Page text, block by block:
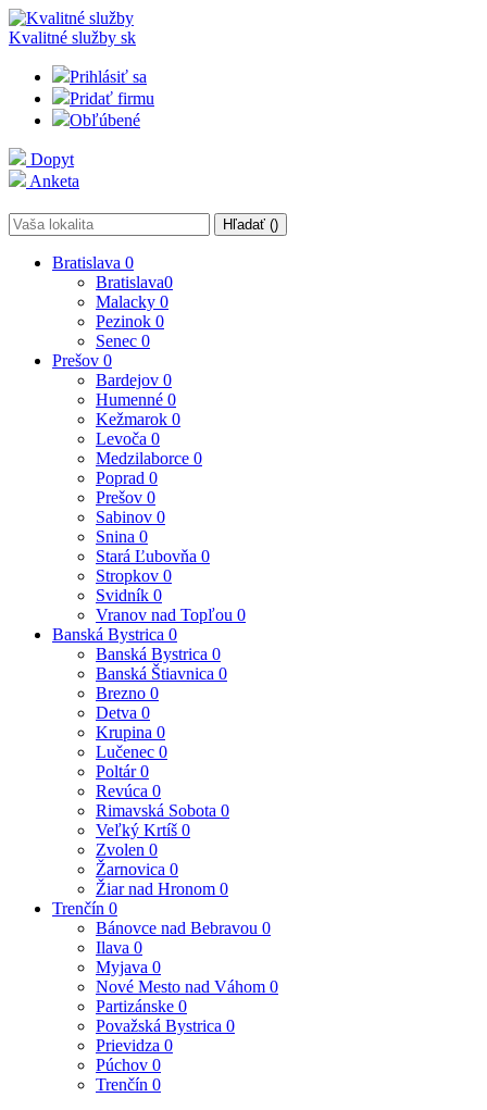
Kvalitné služby sk
Prihlásiť sa
Pridať firmu
Obľúbené
Dopyt
Anketa
Hľadať ()
Bratislava 0
Bratislava0
Malacky 0
Pezinok 0
Senec 0
Prešov 0
Bardejov 0
Humenné 0
Kežmarok 0
Levoča 0
Medzilaborce 0
Poprad 0
Prešov 0
Sabinov 0
Snina 0
Stará Ľubovňa 0
Stropkov 0
Svidník 0
Vranov nad Topľou 0
Banská Bystrica 0
Banská Bystrica 0
Banská Štiavnica 0
Brezno 0
Detva 0
Krupina 0
Lučenec 0
Poltár0
Revúca 0
Rimavská Sobota 0
Veľký Krtíš 0
Zvolen 0
Žarnovica 0
Žiar nad Hronom 0
Trenčín 0
Bánovce nad Bebravou 0
Ilava 0
Myjava 0
Nové Mesto nad Váhom 0
Partizánske 0
Považská Bystrica 0
Prievidza 0
Púchov 0
Trenčín 0